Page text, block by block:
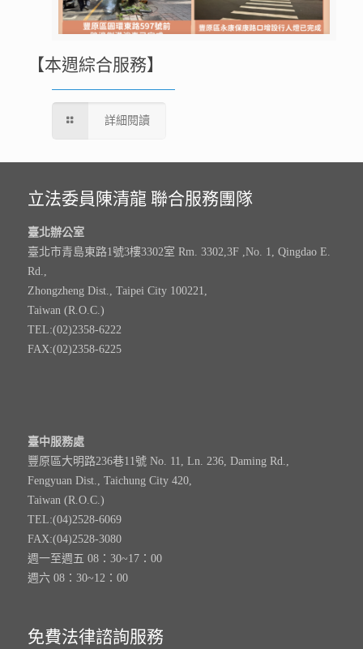
【本週綜合服務】
詳細閱讀
立法委員陳清龍 聯合服務團隊
臺北辦公室
臺北市青島東路1號3樓3302室 Rm. 3302,3F ,No. 1, Qingdao E.
Rd.,
Zhongzheng Dist., Taipei City 100221,
Taiwan (R.O.C.)
TEL:(02)2358-6222
FAX:(02)2358-6225
臺中服務處
豐原區大明路236巷11號 No. 11, Ln. 236, Daming Rd.,
Fengyuan Dist., Taichung City 420,
Taiwan (R.O.C.)
TEL:(04)2528-6069
FAX:(04)2528-3080
週一至週五 08：30~17：00
週六 08：30~12：00
免費法律諮詢服務